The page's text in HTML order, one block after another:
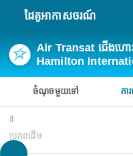
ដៃគូអាកាសចរណ៍
Air Transat ជើងហោ
Hamilton
ចំណុចមួយទៅ កា
ពី
ប្រភពដើម